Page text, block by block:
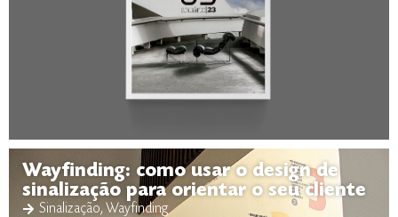
Wayfinding: como usar o design de
sinalização para orientar o seu cliente
Sinalização, Wayfinding